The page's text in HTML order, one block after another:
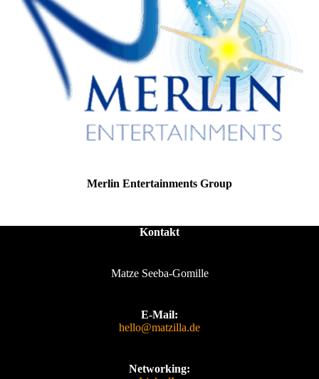
Merlin Entertainments Group
Kontakt
Matze Seeba-Gomille
E-Mail:
hello@matzilla.de
Networking: